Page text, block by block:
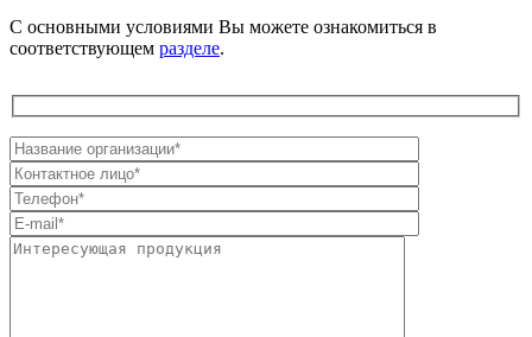
С основными условиями Вы можете ознакомиться в
соответствующем разделе.